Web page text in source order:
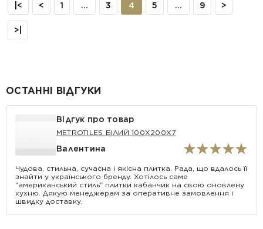
|< < 1 ... 3 4 5 ... 9 >
>|
ОСТАННІ ВІДГУКИ
Відгук про товар
METROTILES БІЛИЙ 100X200X7
Валентина
Чудова, стильна, сучасна і якісна плитка. Рада, що вдалось її
знайти у українського бренду. Хотілось саме
"американський стиль" плитки кабанчик на свою оновлену
кухню. Дякую менеджерам за оперативне замовлення і
швидку доставку.